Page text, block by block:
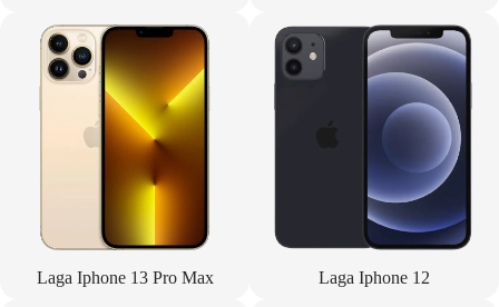
Laga Iphone 13 Pro Max Laga Iphone 12